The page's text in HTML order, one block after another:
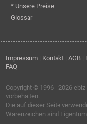
* Unsere Preise
Glossar
Impressum | Kontakt | AGB |
FAQ
Copyright © 1996 - 2026
vorbehalten.
Die auf dieser Seite
Warenzeichen sind